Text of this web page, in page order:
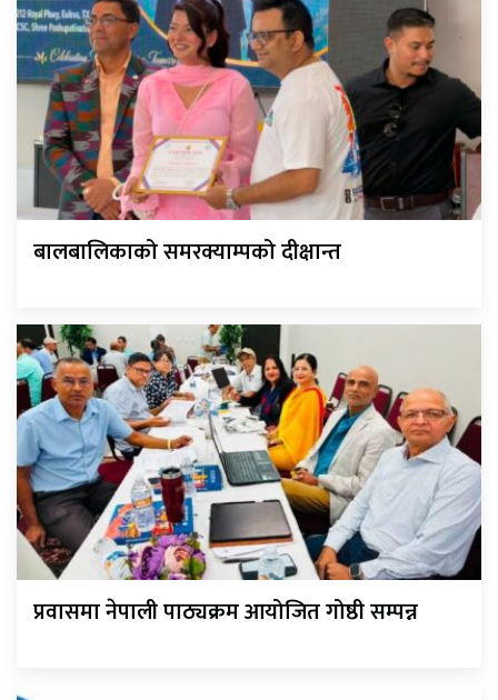
बालबालिकाको समरक्याम्पको दीक्षान्त
प्रवासमा नेपाली पाठ्यक्रम आयोजित गोष्ठी सम्पन्न